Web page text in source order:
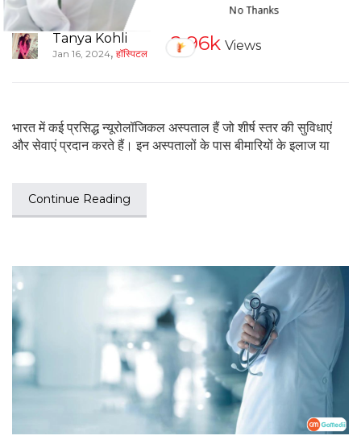
Tanya Kohli
Jan 16, 2024, हॉस्पिटल 2.96k Views
भारत में कई प्रसिद्ध न्यूरोलॉजिकल अस्पताल हैं जो शीर्ष स्तर की सुविधाएं
और सेवाएं प्रदान करते हैं। इन अस्पतालों के पास बीमारियों के इलाज या
Continue Reading
No Thanks